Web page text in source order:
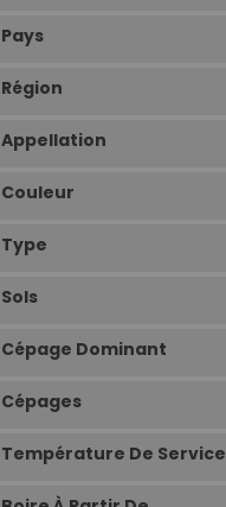
Pays
Région
Appellation
Couleur
Type
Sols
Cépage Dominant
Cépages
Température De Service